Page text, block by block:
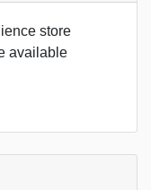
store
available